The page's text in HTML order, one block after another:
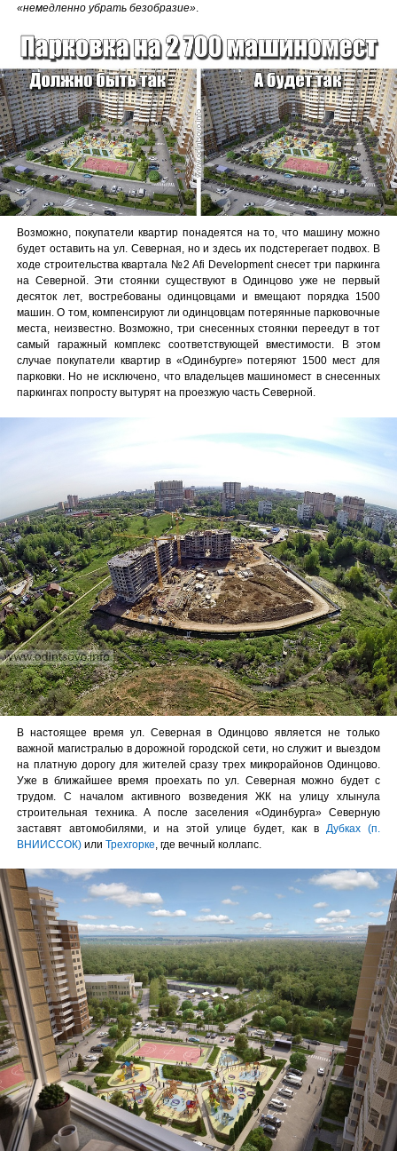
«немедленно убрать безобразие».
Возможно, покупатели квартир понадеятся на то, что машину можно
будет оставить на ул. Северная, но и здесь их подстерегает подвох. В
ходе строительства квартала №2 Afi Development снесет три паркинга
на Северной. Эти стоянки существуют в Одинцово уже не первый
десяток лет, востребованы одинцовцами и вмещают порядка 1500
машин. О том, компенсируют ли одинцовцам потерянные парковочные
места, неизвестно. Возможно, три снесенных стоянки переедут в тот
самый гаражный комплекс соответствующей вместимости. В этом
случае покупатели квартир в «Одинбурге» потеряют 1500 мест для
парковки. Но не исключено, что владельцев машиномест в снесенных
паркингах попросту вытурят на проезжую часть Северной.
В настоящее время ул. Северная в Одинцово является не только
важной магистралью в дорожной городской сети, но служит и выездом
на платную дорогу для жителей сразу трех микрорайонов Одинцово.
Уже в ближайшее время проехать по ул. Северная можно будет с
трудом. С началом активного возведения ЖК на улицу хлынула
строительная техника. А после заселения «Одинбурга» Северную
заставят автомобилями, и на этой улице будет, как в Дубках (п.
ВНИИССОК) или Трехгорке, где вечный коллапс.